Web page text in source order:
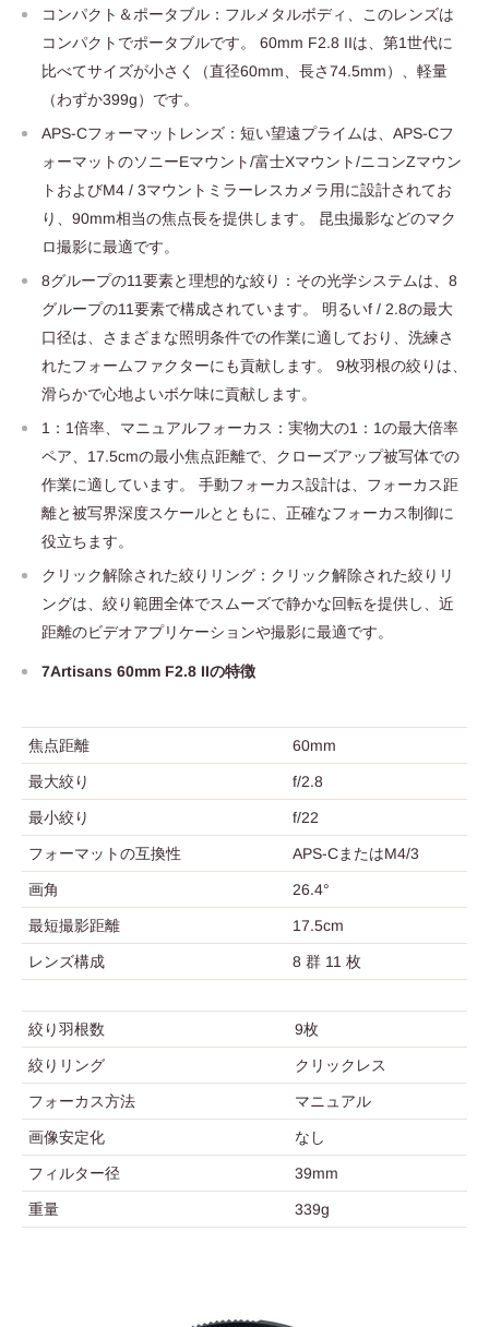
コンパクト＆ポータブル：フルメタルボディ、このレンズは
コンパクトでポータブルです。 60mm F2.8 IIは、第1世代に
比べてサイズが小さく（直径60mm、長さ74.5mm）、軽量
（わずか399g）です。
APS-Cフォーマットレンズ：短い望遠プライムは、APS-Cフ
ォーマットのソニーEマウント/富士Xマウント/ニコンZマウン
トおよびM4 / 3マウントミラーレスカメラ用に設計されてお
り、90mm相当の焦点長を提供します。 昆虫撮影などのマク
ロ撮影に最適です。
8グループの11要素と理想的な絞り：その光学システムは、8
グループの11要素で構成されています。 明るいf / 2.8の最大
口径は、さまざまな照明条件での作業に適しており、洗練さ
れたフォームファクターにも貢献します。 9枚羽根の絞りは、
滑らかで心地よいボケ味に貢献します。
1：1倍率、マニュアルフォーカス：実物大の1：1の最大倍率
ペア、17.5cmの最小焦点距離で、クローズアップ被写体での
作業に適しています。 手動フォーカス設計は、フォーカス距
離と被写界深度スケールとともに、正確なフォーカス制御に
役立ちます。
クリック解除された絞りリング：クリック解除された絞りリ
ングは、絞り範囲全体でスムーズで静かな回転を提供し、近
距離のビデオアプリケーションや撮影に最適です。
7Artisans 60mm F2.8 IIの特徴
焦点距離 60mm
最大絞り f/2.8
最小絞り f/22
フォーマットの互換性 APS-CまたはM4/3
画角 26.4°
最短撮影距離 17.5cm
レンズ構成 8 群 11 枚
絞り羽根数 9枚
絞りリング クリックレス
フォーカス方法 マニュアル
画像安定化 なし
フィルター径 39mm
重量 339g